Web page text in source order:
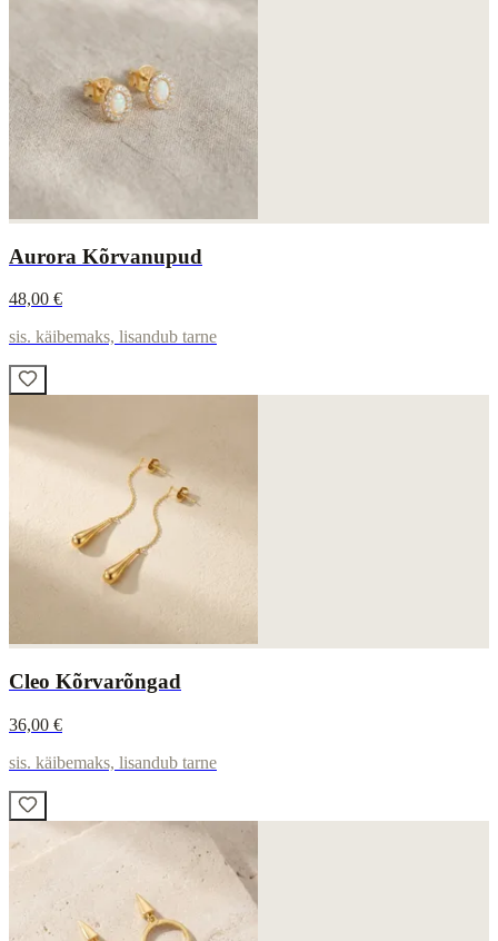
Aurora Kõrvanupud
48,00 €
sis. käibemaks, lisandub tarne
Cleo Kõrvarõngad
36,00 €
sis. käibemaks, lisandub tarne